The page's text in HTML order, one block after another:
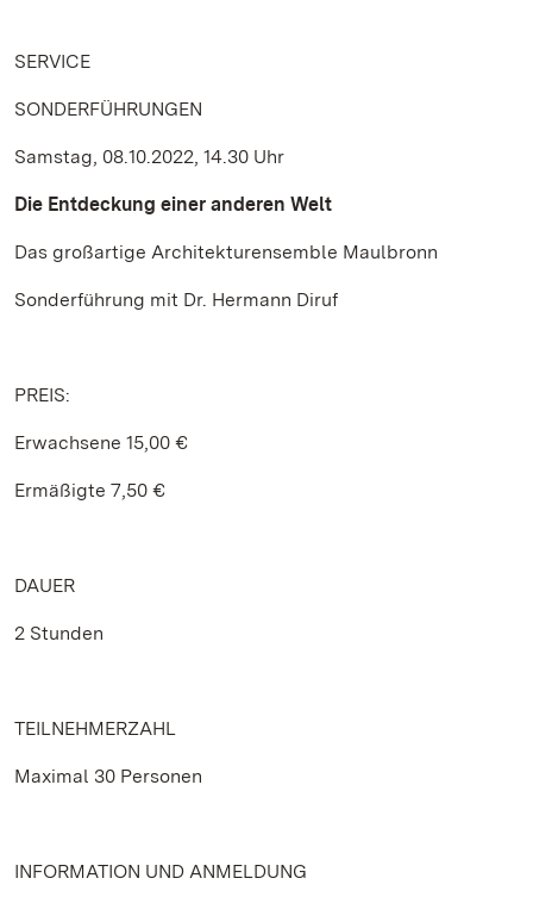
SERVICE
SONDERFÜHRUNGEN
Samstag, 08.10.2022, 14.30 Uhr
Die Entdeckung einer anderen Welt
Das großartige Architekturensemble Maulbronn
Sonderführung mit Dr. Hermann Diruf
PREIS:
Erwachsene 15,00 €
Ermäßigte 7,50 €
DAUER
2 Stunden
TEILNEHMERZAHL
Maximal 30 Personen
INFORMATION UND ANMELDUNG